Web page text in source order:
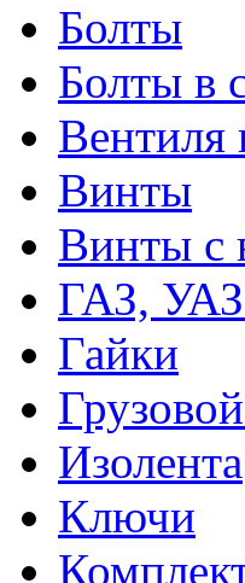
Болты
Болты в
Вентиля
Винты
Винты с
ГАЗ,
Гайки
Изолента
Ключи